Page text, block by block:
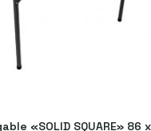
«SOLID SQUARE» 86